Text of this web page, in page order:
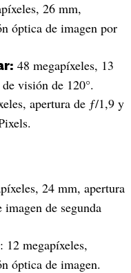
26 mm,
óptica de imagen por
48 megapíxeles, 13
visión de 120°.
apertura de ƒ/1,9 y
24 mm, apertura
de segunda
: 12 megapíxeles,
óptica de imagen.